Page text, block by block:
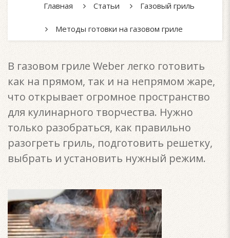
Главная Статьи Газовый гриль
Методы готовки на газовом гриле
В газовом гриле Weber легко готовить
как на прямом, так и на непрямом жаре,
что открывает огромное пространство
для кулинарного творчества. Нужно
только разобраться, как правильно
разогреть гриль, подготовить решетку,
выбрать и установить нужный режим.